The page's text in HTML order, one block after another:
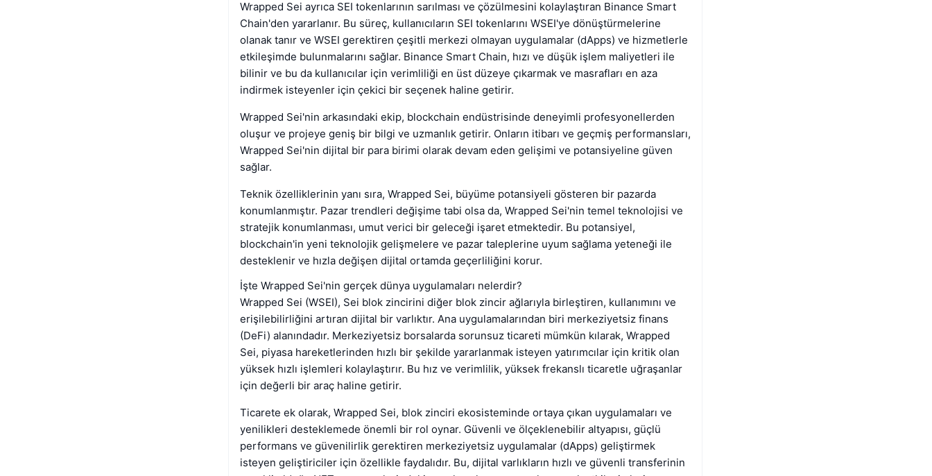
Wrapped Sei ayrıca SEI tokenlarının sarılması ve çözülmesini kolaylaştıran Binance Smart
Chain'den yararlanır. Bu süreç, kullanıcıların SEI tokenlarını WSEI'ye dönüştürmelerine
olanak tanır ve WSEI gerektiren çeşitli merkezi olmayan uygulamalar (dApps) ve hizmetlerle
etkileşimde bulunmalarını sağlar. Binance Smart Chain, hızı ve düşük işlem maliyetleri ile
bilinir ve bu da kullanıcılar için verimliliği en üst düzeye çıkarmak ve masrafları en aza
indirmek isteyenler için çekici bir seçenek haline getirir.
Wrapped Sei'nin arkasındaki ekip, blockchain endüstrisinde deneyimli profesyonellerden
oluşur ve projeye geniş bir bilgi ve uzmanlık getirir. Onların itibarı ve geçmiş performansları,
Wrapped Sei'nin dijital bir para birimi olarak devam eden gelişimi ve potansiyeline güven
sağlar.
Teknik özelliklerinin yanı sıra, Wrapped Sei, büyüme potansiyeli gösteren bir pazarda
konumlanmıştır. Pazar trendleri değişime tabi olsa da, Wrapped Sei'nin temel teknolojisi ve
stratejik konumlanması, umut verici bir geleceği işaret etmektedir. Bu potansiyel,
blockchain'in yeni teknolojik gelişmelere ve pazar taleplerine uyum sağlama yeteneği ile
desteklenir ve hızla değişen dijital ortamda geçerliliğini korur.
İşte Wrapped Sei'nin gerçek dünya uygulamaları nelerdir?
Wrapped Sei (WSEI), Sei blok zincirini diğer blok zincir ağlarıyla birleştiren, kullanımını ve
erişilebilirliğini artıran dijital bir varlıktır. Ana uygulamalarından biri merkeziyetsiz finans
(DeFi) alanındadır. Merkeziyetsiz borsalarda sorunsuz ticareti mümkün kılarak, Wrapped
Sei, piyasa hareketlerinden hızlı bir şekilde yararlanmak isteyen yatırımcılar için kritik olan
yüksek hızlı işlemleri kolaylaştırır. Bu hız ve verimlilik, yüksek frekanslı ticaretle uğraşanlar
için değerli bir araç haline getirir.
Ticarete ek olarak, Wrapped Sei, blok zinciri ekosisteminde ortaya çıkan uygulamaları ve
yenilikleri desteklemede önemli bir rol oynar. Güvenli ve ölçeklenebilir altyapısı, güçlü
performans ve güvenilirlik gerektiren merkeziyetsiz uygulamalar (dApps) geliştirmek
isteyen geliştiriciler için özellikle faydalıdır. Bu, dijital varlıkların hızlı ve güvenli transferinin